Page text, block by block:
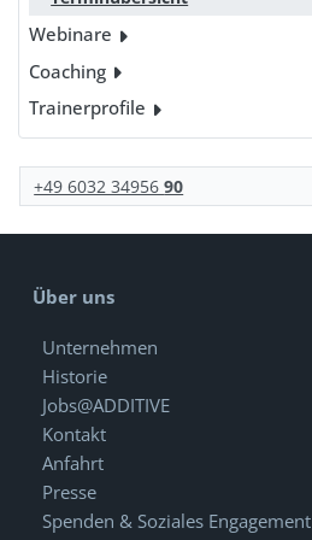
Webinare
Coaching
Trainerprofile
+49 6032 3495690
Über uns
Unternehmen
Historie
Jobs@ADDITIVE
Kontakt
Anfahrt
Presse
Spenden & Soziales Engagement